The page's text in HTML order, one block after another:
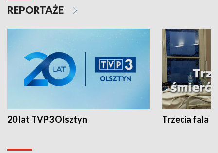
REPORTAŻE
20 lat TVP3 Olsztyn Trzecia fala -